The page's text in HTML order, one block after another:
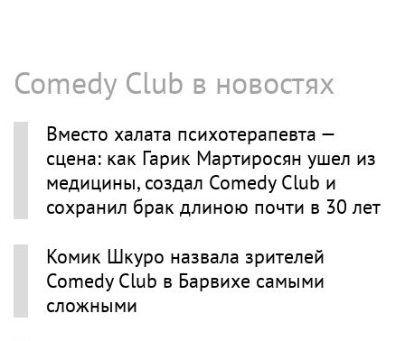
Comedy Club в новостях
Вместо халата психотерапевта —
сцена: как Гарик Мартиросян ушел из
медицины, создал Comedy Club и
сохранил брак длиною почти в 30 лет
Комик Шкуро назвала зрителей
Comedy Club в Барвихе самыми
сложными